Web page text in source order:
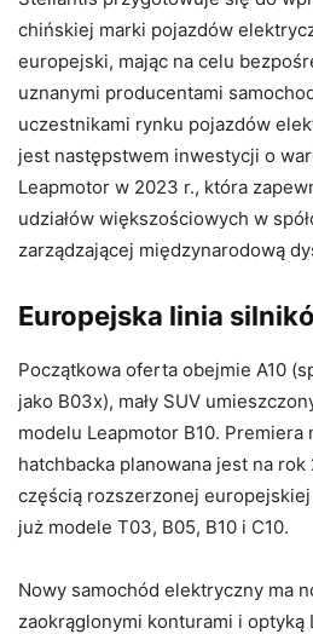
chińskiej marki pojazdów
europejski, mając na celu
uznanymi producentami
uczestnikami rynku pojazdów
jest następstwem inwestycji o
Leapmotor w 2023 r., która
udziałów większościowych w
zarządzającej międzynarodową
Europejska linia
Początkowa oferta obejmie A10
jako B03x), mały SUV
modelu Leapmotor B10. Premiera
hatchbacka planowana jest na
częścią rozszerzonej
już modele T03, B05, B10 i C10.
Nowy samochód elektryczny ma
zaokrąglonymi konturami i optyką